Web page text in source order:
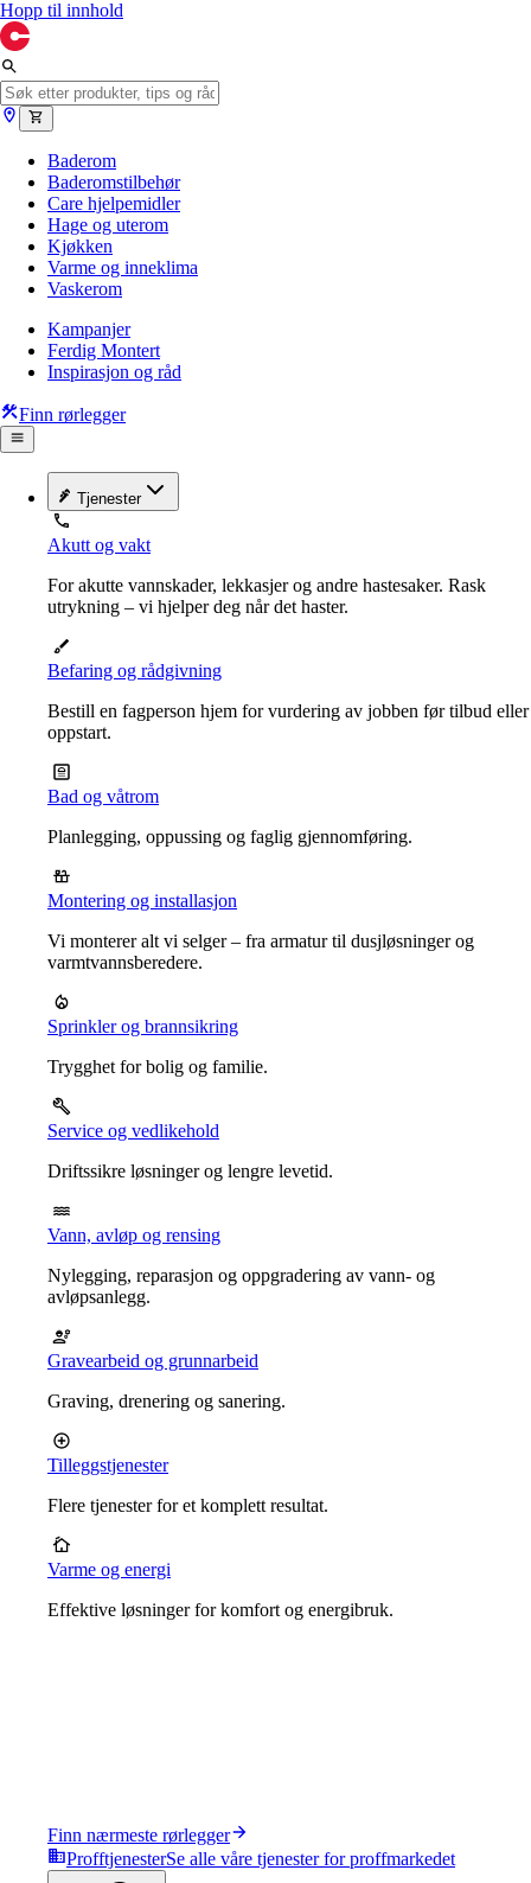
Hopp til innhold
Baderom
Baderomstilbehør
Care hjelpemidler
Hage og uterom
Kjøkken
Varme og inneklima
Vaskerom
Kampanjer
Ferdig Montert
Inspirasjon og råd
Finn rørlegger
Tjenester
Akutt og vakt
For akutte vannskader, lekkasjer og andre hastesaker. Rask
utrykning – vi hjelper deg når det haster.
Befaring og rådgivning
Bestill en fagperson hjem for vurdering av jobben før tilbud eller
oppstart.
Bad og våtrom
Planlegging, oppussing og faglig gjennomføring.
Montering og installasjon
Vi monterer alt vi selger – fra armatur til dusjløsninger og
varmtvannsberedere.
Sprinkler og brannsikring
Trygghet for bolig og familie.
Service og vedlikehold
Driftssikre løsninger og lengre levetid.
Vann, avløp og rensing
Nylegging, reparasjon og oppgradering av vann- og
avløpsanlegg.
Gravearbeid og grunnarbeid
Graving, drenering og sanering.
Tilleggstjenester
Flere tjenester for et komplett resultat.
Varme og energi
Effektive løsninger for komfort og energibruk.
Finn nærmeste rørlegger
ProfftjenesterSe alle våre tjenester for proffmarkedet